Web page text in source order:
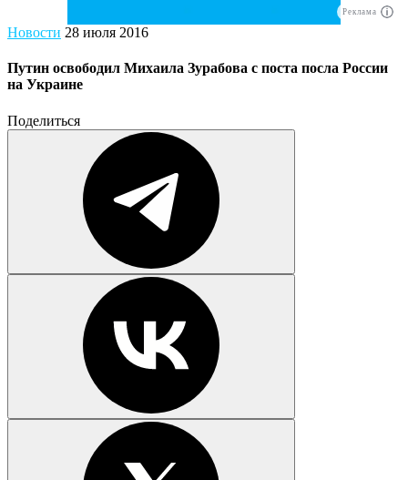
Реклама
Новости 28 июля 2016
Путин освободил Михаила Зурабова с поста посла России
на Украине
Поделиться